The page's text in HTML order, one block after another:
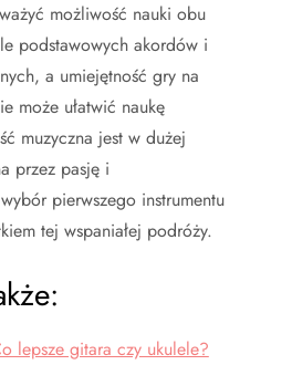
możliwość nauki obu
podstawowych akordów i
a umiejętność gry na
może ułatwić naukę
muzyczna jest w dużej
przez pasję i
pierwszego instrumentu
tej wspaniałej podróży.
lepsze gitara czy ukulele?